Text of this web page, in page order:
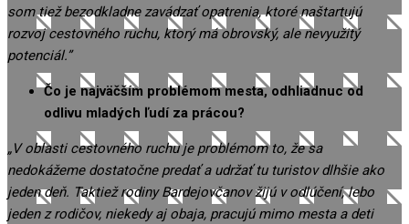
som tiež bezodkladne zavádzať opatrenia, ktoré naštartujú
rozvoj cestovného ruchu, ktorý má obrovský, ale nevyužitý
potenciál.”
Čo je najväčším problémom mesta, odhliadnuc od
odlivu mladých ľudí za prácou?
„V oblasti cestovného ruchu je problémom to, že sa
nedokážeme dostatočne predať a udržať tu turistov dlhšie ako
jeden deň. Taktiež rodiny Bardejovčanov žijú v odlúčení, lebo
jeden z rodičov, niekedy aj obaja, pracujú mimo mesta a deti